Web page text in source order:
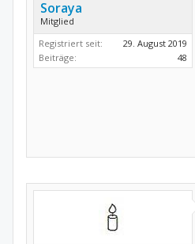
Soraya
Mitglied
Registriert seit:
29. August 2019
Beiträge:
48